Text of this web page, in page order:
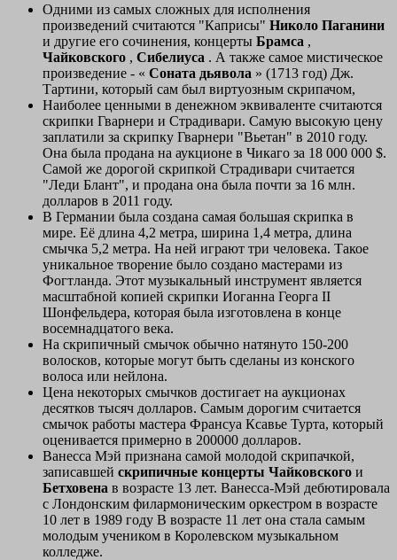
Одними из самых сложных для исполнения
произведений считаются "Каприсы" Николо Паганини
и другие его сочинения, концерты Брамса ,
Чайковского , Сибелиуса . А также самое мистическое
произведение - « Соната дьявола » (1713 год) Дж.
Тартини, который сам был виртуозным скрипачом,
Наиболее ценными в денежном эквиваленте считаются
скрипки Гварнери и Страдивари. Самую высокую цену
заплатили за скрипку Гварнери "Вьетан" в 2010 году.
Она была продана на аукционе в Чикаго за 18 000 000 $.
Самой же дорогой скрипкой Страдивари считается
"Леди Блант", и продана она была почти за 16 млн.
долларов в 2011 году.
В Германии была создана самая большая скрипка в
мире. Её длина 4,2 метра, ширина 1,4 метра, длина
смычка 5,2 метра. На ней играют три человека. Такое
уникальное творение было создано мастерами из
Фогтланда. Этот музыкальный инструмент является
масштабной копией скрипки Иоганна Георга II
Шонфельдера, которая была изготовлена в конце
восемнадцатого века.
На скрипичный смычок обычно натянуто 150-200
волосков, которые могут быть сделаны из конского
волоса или нейлона.
Цена некоторых смычков достигает на аукционах
десятков тысяч долларов. Самым дорогим считается
смычок работы мастера Франсуа Ксавье Турта, который
оценивается примерно в 200000 долларов.
Ванесса Мэй признана самой молодой скрипачкой,
записавшей скрипичные концерты Чайковского и
Бетховена в возрасте 13 лет. Ванесса-Мэй дебютировала
с Лондонским филармоническим оркестром в возрасте
10 лет в 1989 году В возрасте 11 лет она стала самым
молодым учеником в Королевском музыкальном
колледже.